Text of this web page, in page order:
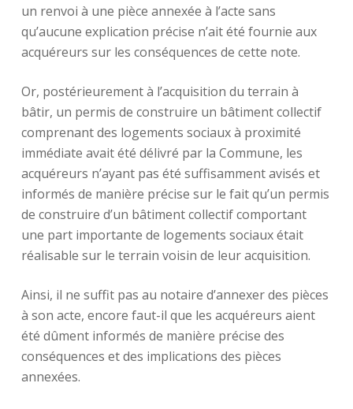
un renvoi à une pièce annexée à l’acte sans
qu’aucune explication précise n’ait été fournie aux
acquéreurs sur les conséquences de cette note.
Or, postérieurement à l’acquisition du terrain à
bâtir, un permis de construire un bâtiment collectif
comprenant des logements sociaux à proximité
immédiate avait été délivré par la Commune, les
acquéreurs n’ayant pas été suffisamment avisés et
informés de manière précise sur le fait qu’un permis
de construire d’un bâtiment collectif comportant
une part importante de logements sociaux était
réalisable sur le terrain voisin de leur acquisition.
Ainsi, il ne suffit pas au notaire d’annexer des pièces
à son acte, encore faut-il que les acquéreurs aient
été dûment informés de manière précise des
conséquences et des implications des pièces
annexées.